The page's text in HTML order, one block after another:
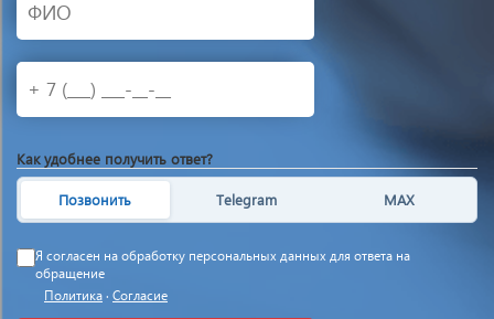
Как удобнее получить ответ?
Позвонить Telegram MAX
Я согласен на обработку персональных данных для ответа на
обращение
Политика · Согласие